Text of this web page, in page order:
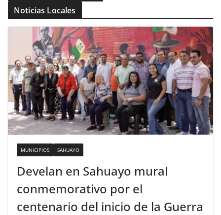
Noticias Locales
MUNICIPIOS SAHUAYO
Develan en Sahuayo mural
conmemorativo por el
centenario del inicio de la Guerra